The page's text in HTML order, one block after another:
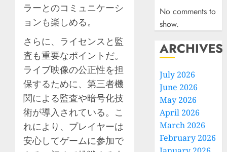
ラーとのコミュニケーシ
ョンも楽しめる。
さらに、ライセンスと監
査も重要なポイントだ。
ライブ映像の公正性を担
保するために、第三者機
関による監査や暗号化技
術が導入されている。こ
れにより、プレイヤーは
安心してゲームに参加で
No comments to
show.
ARCHIVES
July 2026
June 2026
May 2026
April 2026
March 2026
February 2026